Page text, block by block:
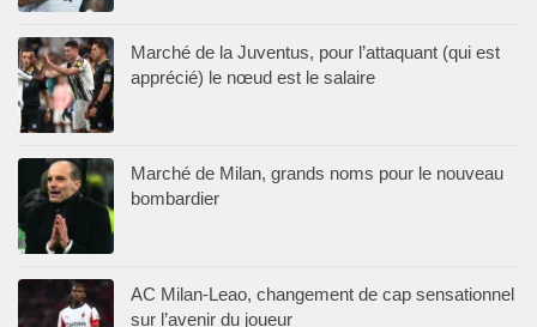
Marché de la Juventus, pour l’attaquant (qui est
apprécié) le nœud est le salaire
Marché de Milan, grands noms pour le nouveau
bombardier
AC Milan-Leao, changement de cap sensationnel
sur l’avenir du joueur